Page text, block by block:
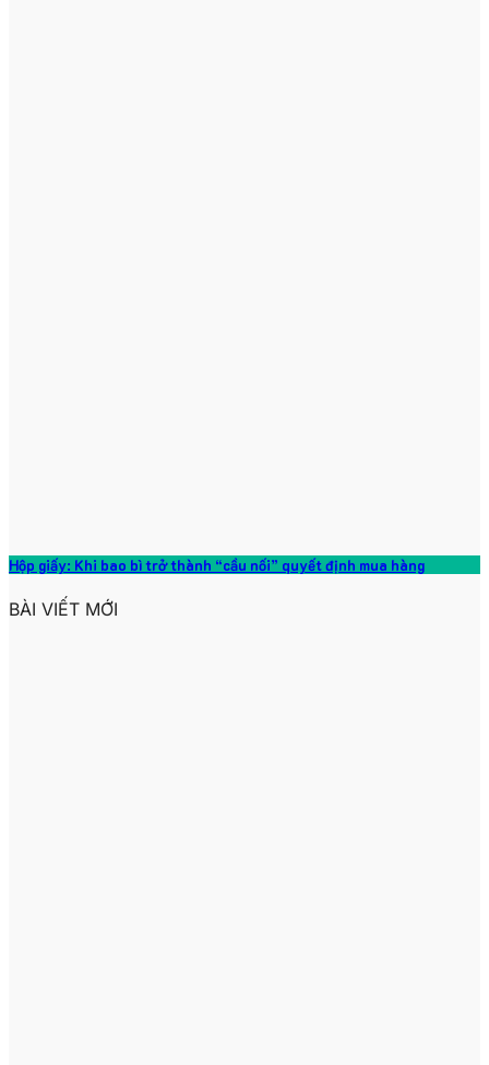
Hộp giấy: Khi bao bì trở thành “cầu nối” quyết định mua hàng
BÀI VIẾT MỚI